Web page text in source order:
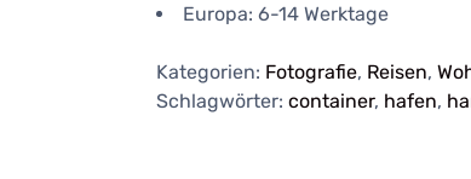
Europa: 6-14 Werktage
Kategorien: Fotografie, Reisen,
Schlagwörter:container, hafen,